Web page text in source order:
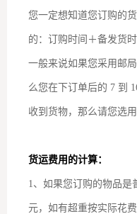
您一定想知道您订购的
的：订购时间＋备发货
一般来说如果您采用邮
么您在下订单后的 7 到
收到货物，那么请您选
货运费用的计算：
1、如果您订购的物品是
元，如有超重按实际花